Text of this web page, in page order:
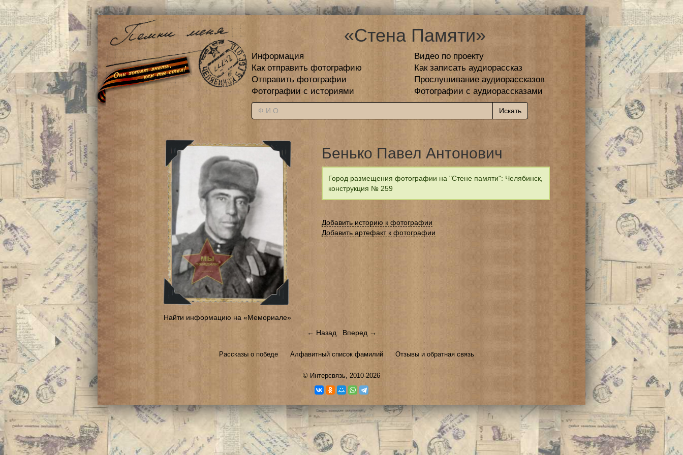
«Стена Памяти»
Информация
Видео по проекту
Как отправить фотографию
Как записать аудиорассказ
Отправить фотографии
Прослушивание аудиорассказов
Фотографии с историями
Фотографии с аудиорассказами
Найти информацию на «Мемориале»
Бенько Павел Антонович
Город размещения фотографии на "Стене памяти": Челябинск,
конструкция № 259
Добавить историю к фотографии
Добавить артефакт к фотографии
← Назад Вперед →
Рассказы о победе Алфавитный список фамилий Отзывы и обратная связь
© Интерсвязь, 2010-2026